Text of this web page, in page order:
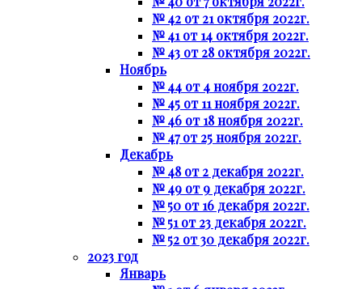
№ 42 от 21 октября 2022г.
№ 41 от 14 октября 2022г.
№ 43 от 28 октября 2022г.
Ноябрь
№ 44 от 4 ноября 2022г.
№ 45 от 11 ноября 2022г.
№ 46 от 18 ноября 2022г.
№ 47 от 25 ноября 2022г.
Декабрь
№ 48 от 2 декабря 2022г.
№ 49 от 9 декабря 2022г.
№ 50 от 16 декабря 2022г.
№ 51 от 23 декабря 2022г.
№ 52 от 30 декабря 2022г.
2023 год
Январь